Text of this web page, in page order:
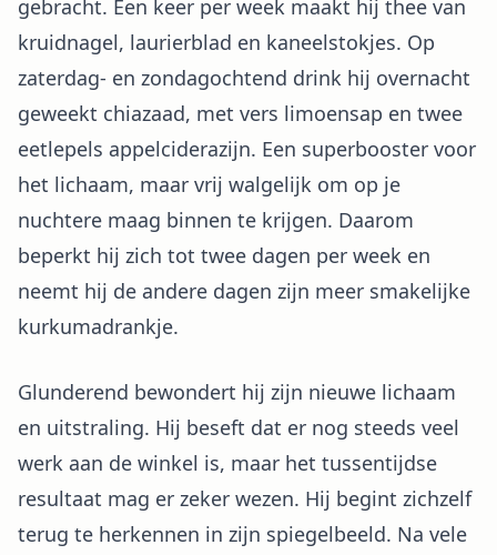
gebracht. Een keer per week maakt hij thee van
kruidnagel, laurierblad en kaneelstokjes. Op
zaterdag- en zondagochtend drink hij overnacht
geweekt chiazaad, met vers limoensap en twee
eetlepels appelciderazijn. Een superbooster voor
het lichaam, maar vrij walgelijk om op je
nuchtere maag binnen te krijgen. Daarom
beperkt hij zich tot twee dagen per week en
neemt hij de andere dagen zijn meer smakelijke
kurkumadrankje.
Glunderend bewondert hij zijn nieuwe lichaam
en uitstraling. Hij beseft dat er nog steeds veel
werk aan de winkel is, maar het tussentijdse
resultaat mag er zeker wezen. Hij begint zichzelf
terug te herkennen in zijn spiegelbeeld. Na vele